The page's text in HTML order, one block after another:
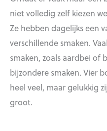
niet volledig zelf kiezen
Ze hebben dagelijks een
verschillende smaken.
smaken, zoals aardbei of
bijzondere smaken. Vier
heel veel, maar gelukkig
groot.